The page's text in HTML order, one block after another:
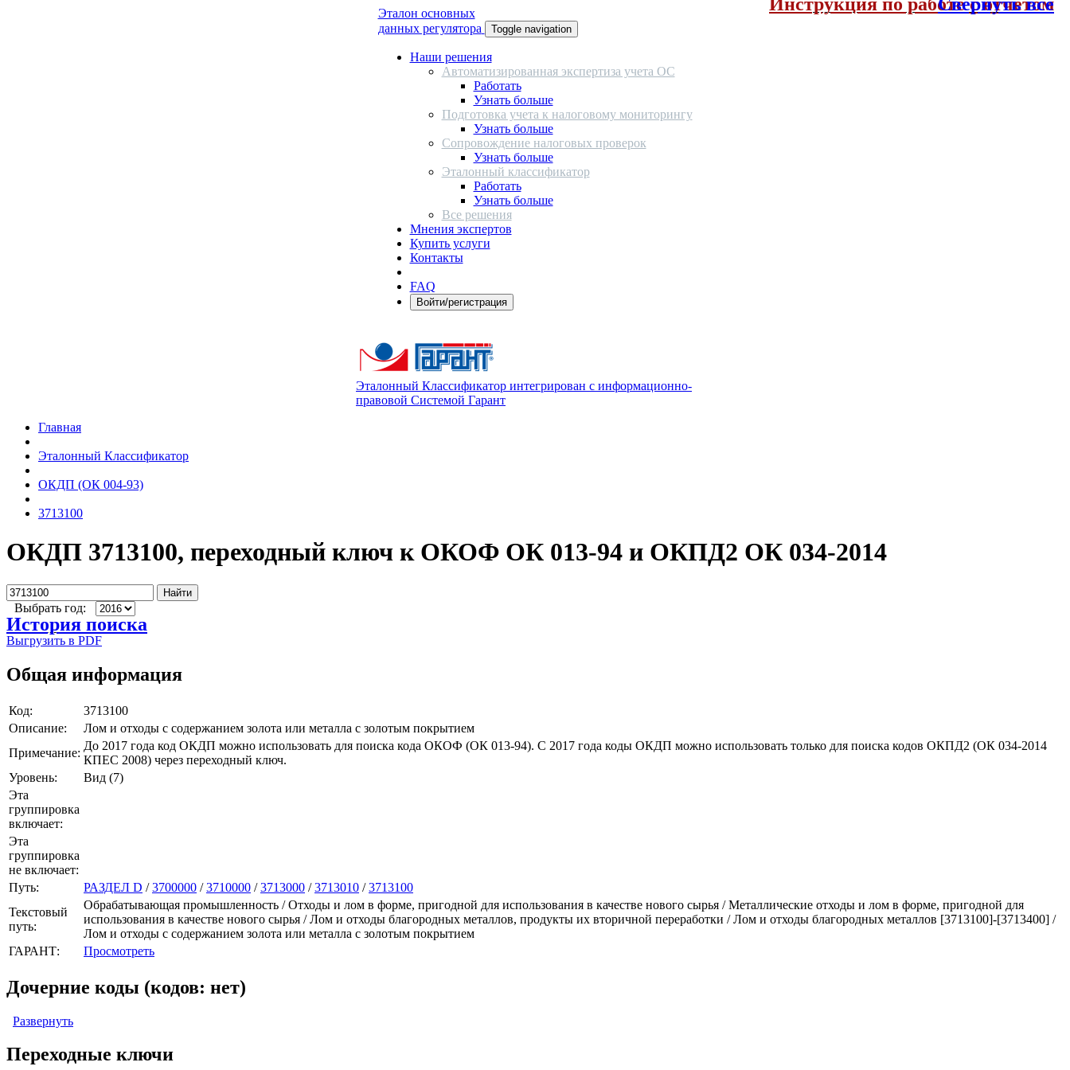
Эталон основных
данных регулятора
Toggle navigation
Наши решения
Автоматизированная экспертиза учета ОС
Работать
Узнать больше
Подготовка учета к налоговому мониторингу
Узнать больше
Сопровождение налоговых проверок
Узнать больше
Эталонный классификатор
Работать
Узнать больше
Все решения
Мнения экспертов
Купить услуги
Контакты
FAQ
Войти/регистрация
Эталонный Классификатор интегрирован с информационно-
правовой Системой Гарант
Главная
Эталонный Классификатор
ОКДП (ОК 004-93)
3713100
ОКДП 3713100, переходный ключ к ОКОФ ОК 013-94 и ОКПД2 ОК 034-2014
Найти
Выбрать год:
История поиска
Выгрузить в PDF
Общая информация
Код:
3713100
Описание:
Лом и отходы с содержанием золота или металла с золотым покрытием
Примечание:
До 2017 года код ОКДП можно использовать для поиска кода ОКОФ (ОК 013-94). C 2017 года коды ОКДП можно использовать только для поиска кодов ОКПД2 (ОК 034-2014
КПЕС 2008) через переходный ключ.
Уровень:
Вид (7)
Эта
группировка
включает:
Эта
группировка
не включает:
Путь:
РАЗДЕЛ D /3700000 /3710000 /3713000 /3713010 /3713100
Текстовый
путь:
Обрабатывающая промышленность / Отходы и лом в форме, пригодной для использования в качестве нового сырья / Металлические отходы и лом в форме, пригодной для
использования в качестве нового сырья / Лом и отходы благородных металлов, продукты их вторичной переработки / Лом и отходы благородных металлов [3713100]-[3713400] /
Лом и отходы с содержанием золота или металла с золотым покрытием
ГАРАНТ:
Просмотреть
Дочерние коды (кодов: нет)
Развернуть
Переходные ключи